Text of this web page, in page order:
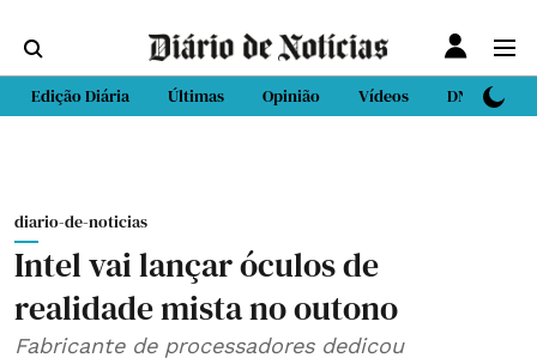
Edição Diária Últimas Opinião Vídeos DN Sport
diario-de-noticias
Intel vai lançar óculos de
realidade mista no outono
Fabricante de processadores dedicou